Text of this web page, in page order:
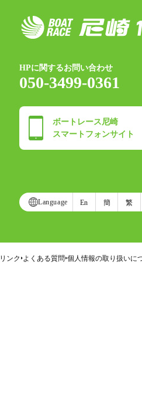
HPに関するお問い合わせ
050-3499-0361
ボートレース尼崎
スマートフォンサイト
Language En 簡 繁
リンク よくある質問 個人情報の取り扱いに